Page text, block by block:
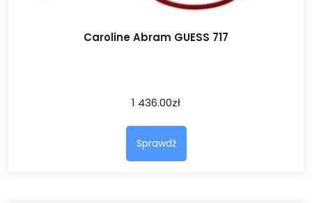
Caroline Abram GUESS 717
1 436.00zł
Sprawdź